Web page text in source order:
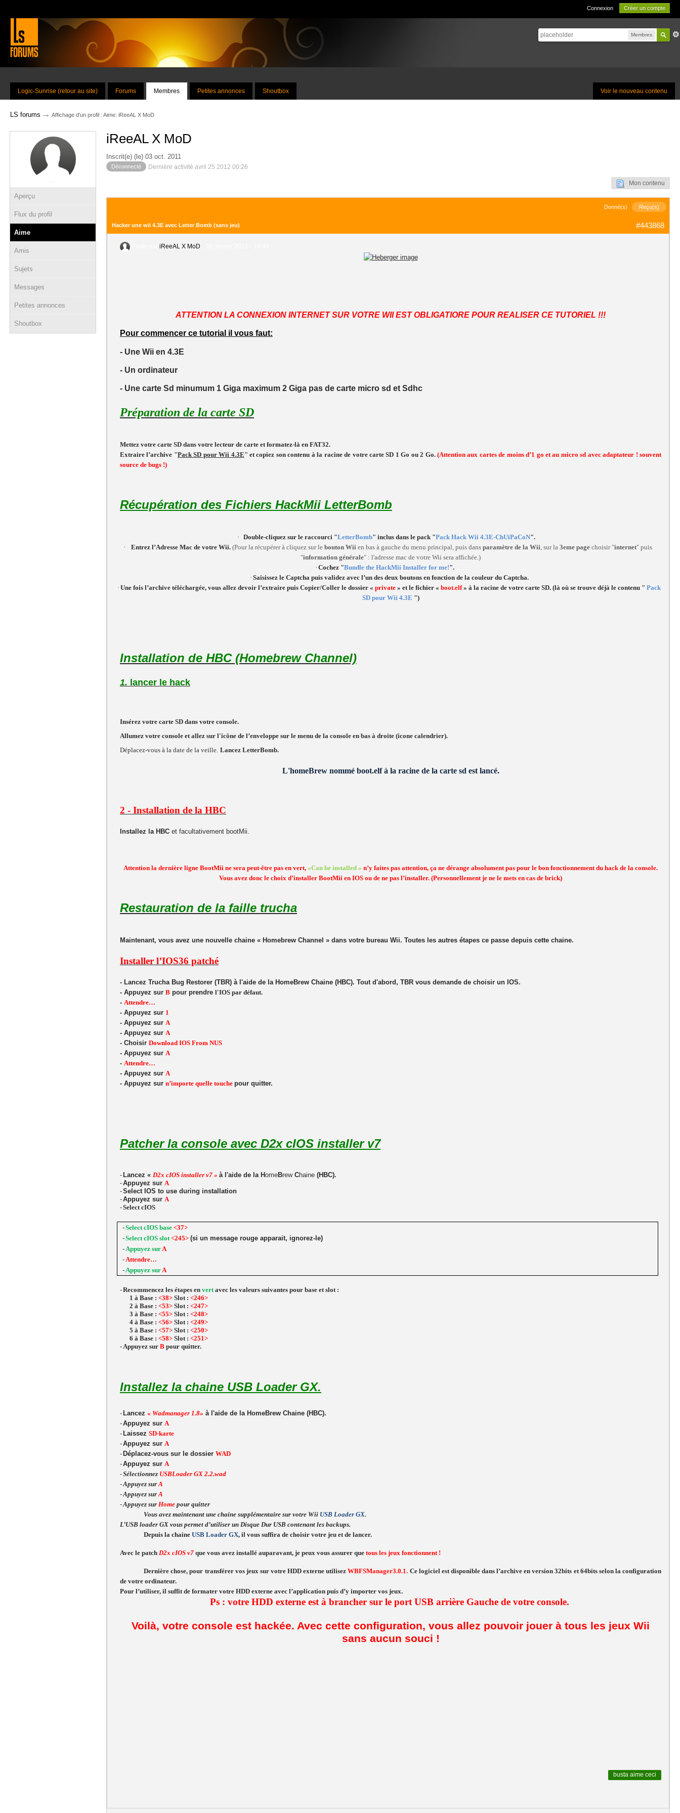
Connexion Créer un compte
Membres
Voir le nouveau contenu
Logic-Sunrise (retour au site) Forums Membres Petites annonces Shoutbox
LS forums → Affichage d'un profil : Aime: iReeAL X MoD
Aperçu
Flux du profil
Aime
Amis
Sujets
Messages
Petites annonces
Shoutbox
iReeAL X MoD
Inscrit(e) (le) 03 oct. 2011
Déconnecté Dernière activité avril 25 2012 00:26
Mon contenu
Donné(s) Reçu(s)
#443868
Hacker une wii 4.3E avec Letter Bomb (sans jeu)
iReeAL X MoD
ATTENTION LA CONNEXION INTERNET SUR VOTRE WII EST OBLIGATIORE POUR REALISER CE TUTORIEL !!!
Pour commencer ce tutorial il vous faut:
- Une Wii en 4.3E
- Un ordinateur
- Une carte Sd minumum 1 Giga maximum 2 Giga pas de carte micro sd et Sdhc
Préparation de la carte SD
Mettez votre carte SD dans votre lecteur de carte et formatez-là en FAT32.
Extraire l’archive "Pack SD pour Wii 4.3E" et copiez son contenu à la racine de votre carte SD 1 Go ou 2 Go. (Attention aux cartes de moins d’1 go et au micro sd avec adaptateur ! souvent
source de bugs !)
Récupération des Fichiers HackMii LetterBomb
· Double-cliquez sur le raccourci "LetterBomb" inclus dans le pack "Pack Hack Wii 4.3E-ChUiPaCoN".
·
Entrez l’Adresse Mac de votre Wii. (Pour la récupérerà cliquez sur le bouton Wii en bas à gauche du menu principal, puis dans paramètre de la Wii , sur la 3eme pagechoisir "internet" puis
"information générale" : l'adresse mac de votre Wii sera affichée.)
· Cochez "Bundle the HackMii Installer for me!".
· Saisissez le Captcha puis validez avec l’un des deux boutons en fonction de la couleur du Captcha.
· Une fois l’archive téléchargée, vous allez devoir l’extraire puis Copier/Coller le dossier « private » et le fichier « boot.elf» à la racine de votre carte SD. (là où se trouve déjà le contenu " Pack
SD pour Wii 4.3E ")
Installation de HBC (Homebrew Channel)
1. lancer le hack
Insérez votre carte SD dans votre console.
Allumez votre console et allez sur l'icône de l’enveloppe sur le menu de la console en bas à droite (icone calendrier).
Déplacez-vous à la date de la veille. Lancez LetterBomb.
L'homeBrew nommé boot.elf à la racine de la carte sd est lancé.
2 - Installation de la HBC
Installez la HBC et facultativement bootMii.
Attention la dernière ligne BootMii ne sera peut-être pas en vert, «Can be installed » n’y faites pas attention, ça ne dérange absolument pas pour le bon fonctionnement du hack de la console.
Vous avez donc le choix d’installer BootMii en IOS ou de ne pas l’installer. (Personnellement je ne le mets en cas de brick)
Restauration de la faille trucha
Maintenant, vous avez une nouvelle chaine « Homebrew Channel » dans votre bureau Wii. Toutes les autres étapes ce passe depuis cette chaine.
Installer l’IOS36 patché
- Lancez Trucha Bug Restorer (TBR) à l'aide de la HomeBrew Chaine (HBC). Tout d'abord, TBR vous demande de choisir un IOS.
- Appuyez sur B pour prendre l'IOS par défaut.
- Attendre…
- Appuyez sur 1
- Appuyez sur A
- Appuyez sur A
- Choisir Download IOS From NUS
- Appuyez sur A
- Attendre…
- Appuyez sur A
- Appuyez sur n’importe quelle touche pour quitter.
Patcher la console avec D2x cIOS installer v7
-Lancez « D2x cIOS installer v7 »à l'aide de la HomeBrewChaine(HBC).
-Appuyez sur A
-Select IOS to use during installation
-Appuyez sur A
-Select cIOS
-Select cIOS base<37>
-Select cIOS slot<245>(si un message rouge apparait, ignorez-le)
- Appuyez sur A
- Attendre…
- Appuyez sur A
-Recommencez les étapes envert avec les valeurs suivantes pour base et slot :
1 à Base : <38> Slot : <246>
2 à Base : <53> Slot : <247>
3 à Base : <55> Slot : <248>
4 à Base : <56> Slot : <249>
5 à Base : <57> Slot : <250>
6 à Base : <58> Slot : <251>
- Appuyez sur B pour quitter.
Installez la chaine USB Loader GX.
-Lancez « Wadmanager 1.8» à l'aide de la HomeBrew Chaine (HBC).
-Appuyez sur A
-Laissez SD-karte
-Appuyez sur A
-Déplacez-vous sur le dossier WAD
-Appuyez sur A
-Sélectionnez USBLoader GX 2.2.wad
-Appuyez sur A
-Appuyez sur A
-Appuyez sur Home pour quitter
Vous avez maintenant une chaine supplémentaire sur votre Wii USB Loader GX.
L’USB loader GX vous permet d’utiliser un Disque Dur USB contenant les backups.
Depuis la chaineUSB Loader GX, il vous suffira de choisir votre jeu et de lancer.
Avec le patch D2x cIOS v7 que vous avez installé auparavant, je peux vous assurer que tous les jeux fonctionnent !
Dernière chose, pour transférer vos jeux sur votre HDD externe utilisezWBFSManager3.0.1. Ce logiciel est disponible dans l’archive en version 32bits et 64bits selon la configuration
de votre ordinateur.
Pour l’utiliser, il suffit de formater votre HDD externe avec l’application puis d’y importer vos jeux.
Ps : votre HDD externe est à brancher sur le port USB arrière Gauche de votre console.
Voilà, votre console est hackée. Avec cette configuration, vous allez pouvoir jouer à tous les jeux Wii
sans aucun souci !
busta aime ceci